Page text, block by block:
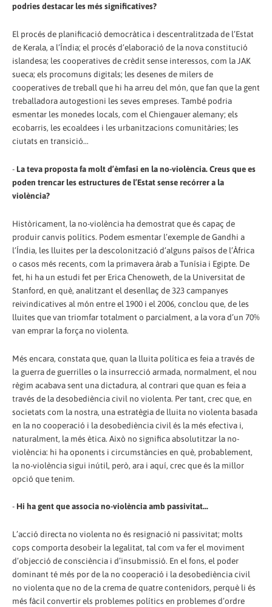
podries destacar les més significatives?
El procés de planificació democràtica i descentralitzada de l’Estat
de Kerala, a l’Índia; el procés d’elaboració de la nova constitució
islandesa; les cooperatives de crèdit sense interessos, com la JAK
sueca; els procomuns digitals; les desenes de milers de
cooperatives de treball que hi ha arreu del món, que fan que la gent
treballadora autogestioni les seves empreses. També podria
esmentar les monedes locals, com el Chiengauer alemany; els
ecobarris, les ecoaldees i les urbanitzacions comunitàries; les
ciutats en transició...
- La teva proposta fa molt d’èmfasi en la no-violència. Creus que es
poden trencar les estructures de l’Estat sense recórrer a la
violència?
Històricament, la no-violència ha demostrat que és capaç de
produir canvis polítics. Podem esmentar l’exemple de Gandhi a
l’Índia, les lluites per la descolonització d’alguns països de l’Àfrica
o casos més recents, com la primavera àrab a Tunísia i Egipte. De
fet, hi ha un estudi fet per Erica Chenoweth, de la Universitat de
Stanford, en què, analitzant el desenllaç de 323 campanyes
reivindicatives al món entre el 1900 i el 2006, conclou que, de les
lluites que van triomfar totalment o parcialment, a la vora d’un 70%
van emprar la força no violenta.
Més encara, constata que, quan la lluita política es feia a través de
la guerra de guerrilles o la insurrecció armada, normalment, el nou
règim acabava sent una dictadura, al contrari que quan es feia a
través de la desobediència civil no violenta. Per tant, crec que, en
societats com la nostra, una estratègia de lluita no violenta basada
en la no cooperació i la desobediència civil és la més efectiva i,
naturalment, la més ètica. Això no significa absolutitzar la no-
violència: hi ha oponents i circumstàncies en què, probablement,
la no-violència sigui inútil, però, ara i aquí, crec que és la millor
opció que tenim.
- Hi ha gent que associa no-violència amb passivitat...
L’acció directa no violenta no és resignació ni passivitat; molts
cops comporta desobeir la legalitat, tal com va fer el moviment
d’objecció de consciència i d’insubmissió. En el fons, el poder
dominant té més por de la no cooperació i la desobediència civil
no violenta que no de la crema de quatre contenidors, perquè li és
més fàcil convertir els problemes polítics en problemes d’ordre